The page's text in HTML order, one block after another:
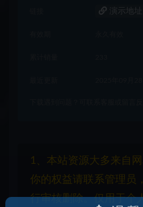
演示地址
1、本站资源大多来自
你的权益请联系管理员
行审核删除。仅用于个